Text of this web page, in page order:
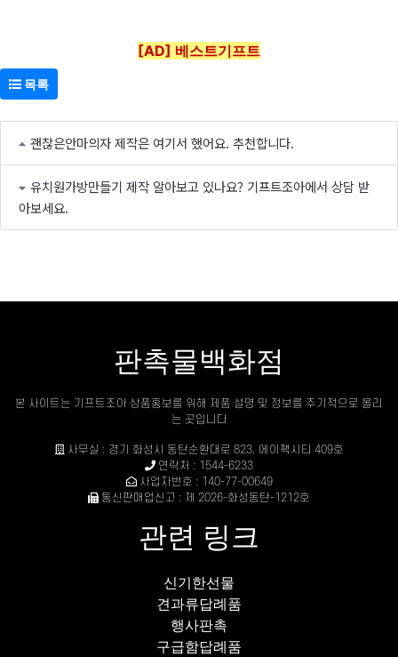
[AD] 베스트기프트
목록
괜찮은안마의자 제작은 여기서 했어요. 추천합니다.
유치원가방만들기 제작 알아보고 있나요? 기프트조아에서 상담 받
아보세요.
판촉물백화점
본 사이트는 기프트조아 상품홍보를 위해 제품 설명 및 정보를 주기적으로 올리
는 곳입니다
사무실 : 경기 화성시 동탄순환대로 823, 에이팩시티 409호
연락처 : 1544-6233
사업자번호 : 140-77-00649
통신판매업신고 : 제 2026-화성동탄-1212호
관련 링크
신기한선물
견과류답례품
행사판촉
구급함답례품